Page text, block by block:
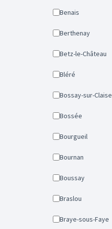
Benais
Berthenay
Betz-le-Château
Bléré
Bossay-sur-Claise
Bossée
Bourgueil
Bournan
Boussay
Braslou
Braye-sous-Faye